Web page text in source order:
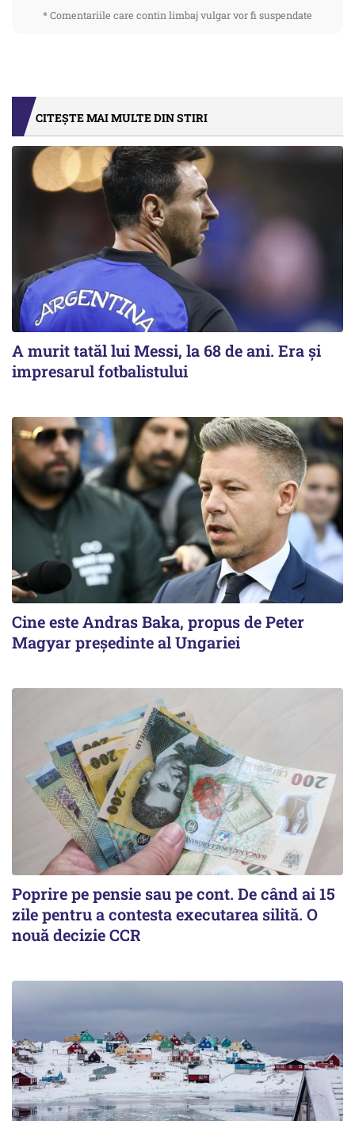
* Comentariile care contin limbaj vulgar vor fi suspendate
CITEȘTE MAI MULTE DIN STIRI
A murit tatăl lui Messi, la 68 de ani. Era și
impresarul fotbalistului
Cine este Andras Baka, propus de Peter
Magyar președinte al Ungariei
Poprire pe pensie sau pe cont. De când ai 15
zile pentru a contesta executarea silită. O
nouă decizie CCR